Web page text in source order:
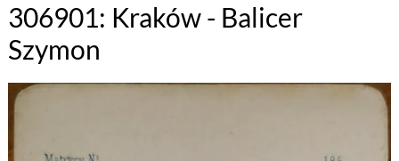
306901: Kraków - Balicer
Szymon